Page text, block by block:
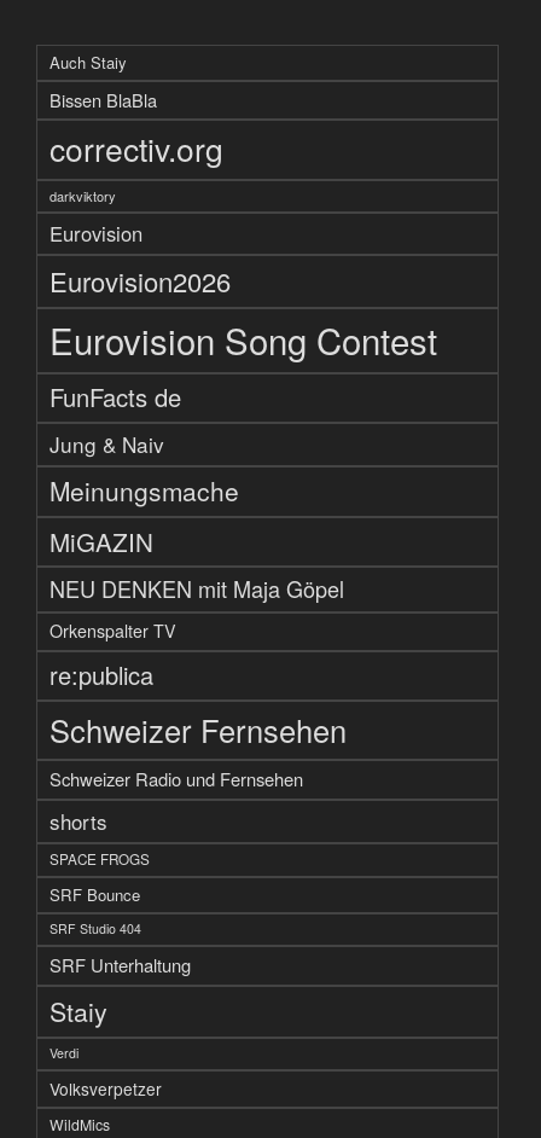
Auch Staiy
Bissen BlaBla
correctiv.org
darkviktory
Eurovision
Eurovision2026
Eurovision Song Contest
FunFacts de
Jung & Naiv
Meinungsmache
MiGAZIN
NEU DENKEN mit Maja Göpel
Orkenspalter TV
re:publica
Schweizer Fernsehen
Schweizer Radio und Fernsehen
shorts
SPACE FROGS
SRF Bounce
SRF Studio 404
SRF Unterhaltung
Staiy
Verdi
Volksverpetzer
WildMics